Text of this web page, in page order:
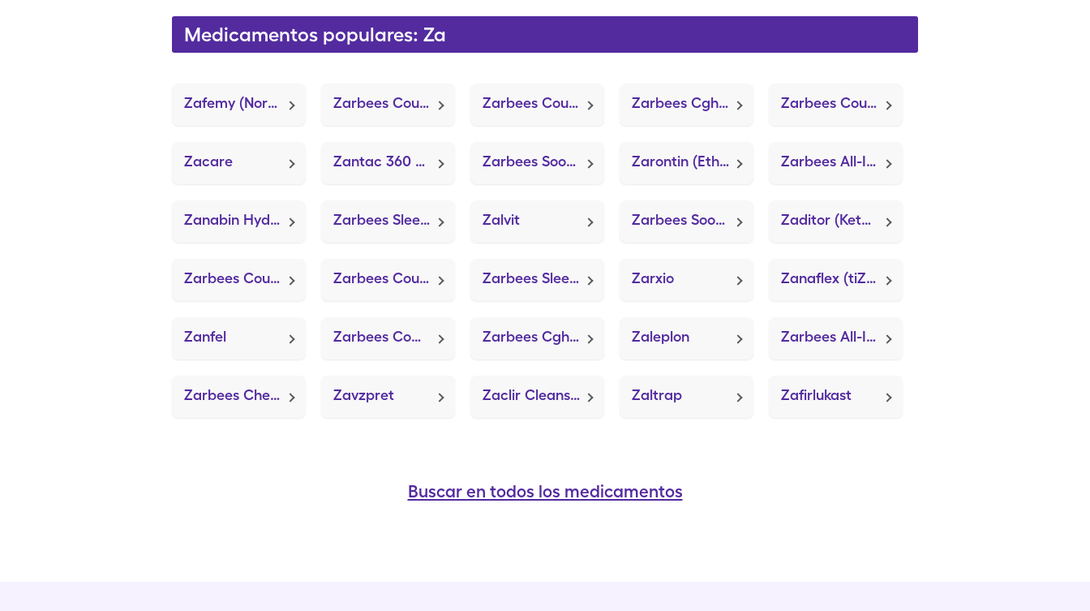
Medicamentos populares: Za
Zafemy (Norelgestromin-Eth Estradiol) Zarbees Cough Dk Honey Child (Osha Root Cough) Zarbees Cough+immune (Osha Root Cough) Zarbees Cgh/Mucus Hny/Ivy Chld (Osha Root Cough) Zarbees Cough/Mucus & Immune (Osha Root Cough)
Zacare Zantac 360 Max St (Famotidine) Zarbees Sooth Chest Rub Baby (Methagual) Zarontin (Ethosuximide) Zarbees All-In-One (Osha Root Cough)
Zanabin Hydrogel (Medihoney Wound/Burn Dressing) Zarbees Sleep Child/Melatonin (Melatonin) Zalvit Zarbees Soothing Saline Mist Zaditor (Ketotifen Fumarate)
Zarbees Cough/Mucus Child Day (Osha Root Cough) Zarbees Cough Agave/Thyme Baby (Osha Root Cough) Zarbees Sleep Children Gummies (Melatonin Kids) Zarxio Zanaflex (tiZANidine HCl)
Zanfel Zarbees Comp Cough+immune Baby (Osha Root Cough) Zarbees Cgh/Mucus Agv/Ivy Baby (Osha Root Cough) Zaleplon Zarbees All-In-One Daytime (Osha Root Cough)
Zarbees Chest Rub Eucalyptus (Methagual) Zavzpret Zaclir Cleansing Zaltrap Zafirlukast
Buscar en todos los medicamentos